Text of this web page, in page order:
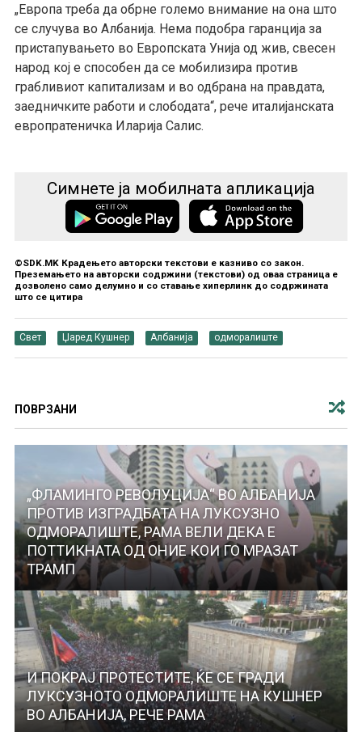
„Европа треба да обрне големо внимание на она што
се случува во Албанија. Нема подобра гаранција за
пристапувањето во Европската Унија од жив, свесен
народ кој е способен да се мобилизира против
грабливиот капитализам и во одбрана на правдата,
заедничките работи и слободата“, рече италијанската
европратеничка Иларија Салис.
Симнете ја мобилната апликација
©SDK.MK Крадењето авторски текстови е казниво со закон.
Преземањето на авторски содржини (текстови) од оваа страница е
дозволено само делумно и со ставање хиперлинк до содржината
што се цитира
Свет Џаред Кушнер Албанија одморалиште
ПОВРЗАНИ
„ФЛАМИНГО РЕВОЛУЦИЈА“ ВО АЛБАНИЈА
ПРОТИВ ИЗГРАДБАТА НА ЛУКСУЗНО
ОДМОРАЛИШТЕ, РАМА ВЕЛИ ДЕКА Е
ПОТТИКНАТА ОД ОНИЕ КОИ ГО МРАЗАТ
ТРАМП
И ПОКРАЈ ПРОТЕСТИТЕ, ЌЕ СЕ ГРАДИ
ЛУКСУЗНOTO ОДМОРАЛИШТЕ НА КУШНЕР
ВО АЛБАНИЈА, РЕЧЕ РАМА